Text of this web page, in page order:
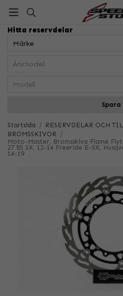
Hitta reservdelar
Spara
Startsida / RESERVDELAR OCH
BROMSSKIVOR /
Moto-Master, Bromsskiva Flame
27 85 SX, 12-14 Freeride E-SX,
14-19